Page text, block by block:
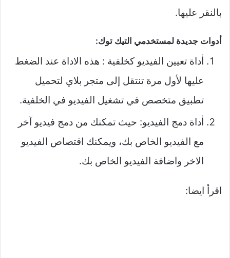
بالنقر عليها.
أدوات جديدة لمستخدمي التيك توك:
أداة تعيين الفيديو كخلفية : هذه الاداة عند الضغط
عليها لأول مرة تنتقل إلى متجر بلاي لتحميل
تطبيق متخصص في تشغيل الفيديو في الخلفية.
أداة دمج الفيديو: حيث تمكنك من دمج فيديو آخر
مع الفيديو الخاص بك، ويمكنك اقتصاص الفيديو
الاخر واضافة الفيديو الخاص بك.
اقرأ ايضا: